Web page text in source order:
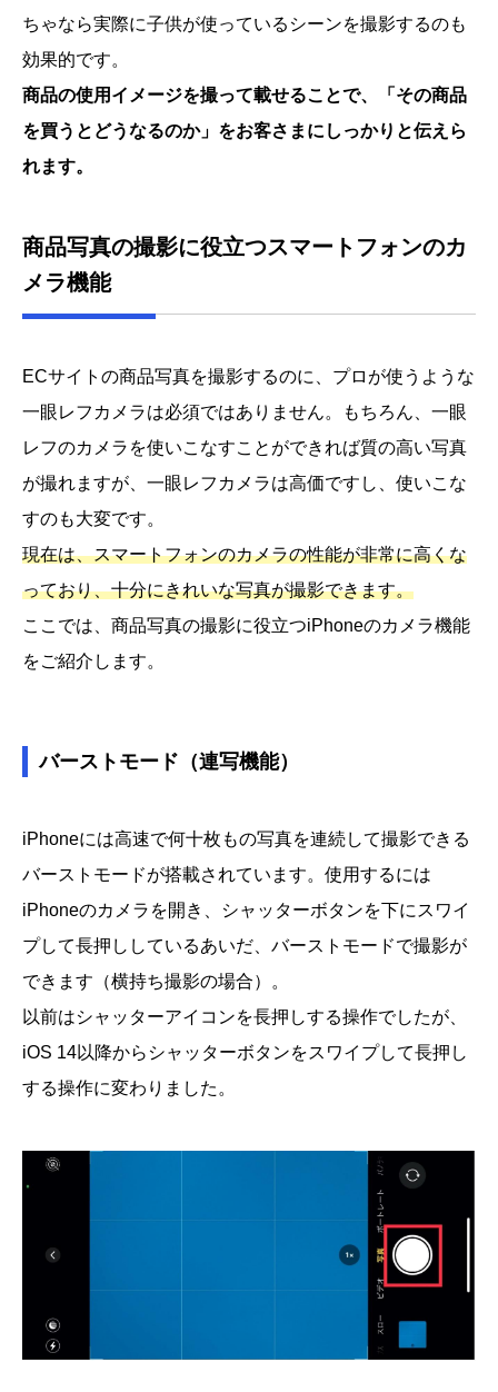
ちゃなら実際に子供が使っているシーンを撮影するのも
効果的です。
商品の使用イメージを撮って載せることで、「その商品
を買うとどうなるのか」をお客さまにしっかりと伝えら
れます。
商品写真の撮影に役立つスマートフォンのカ
メラ機能
ECサイトの商品写真を撮影するのに、プロが使うような
一眼レフカメラは必須ではありません。もちろん、一眼
レフのカメラを使いこなすことができれば質の高い写真
が撮れますが、一眼レフカメラは高価ですし、使いこな
すのも大変です。
現在は、スマートフォンのカメラの性能が非常に高くな
っており、十分にきれいな写真が撮影できます。
ここでは、商品写真の撮影に役立つiPhoneのカメラ機能
をご紹介します。
バーストモード（連写機能）
iPhoneには高速で何十枚もの写真を連続して撮影できる
バーストモードが搭載されています。使用するには
iPhoneのカメラを開き、シャッターボタンを下にスワイ
プして長押ししているあいだ、バーストモードで撮影が
できます（横持ち撮影の場合）。
以前はシャッターアイコンを長押しする操作でしたが、
iOS 14以降からシャッターボタンをスワイプして長押し
する操作に変わりました。